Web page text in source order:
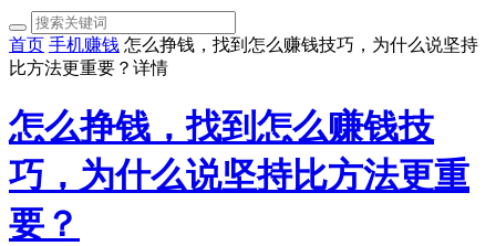
首页 手机赚钱 怎么挣钱，找到怎么赚钱技巧，为什么说坚持
比方法更重要？详情
怎么挣钱，找到怎么赚钱技
巧，为什么说坚持比方法更重
要？